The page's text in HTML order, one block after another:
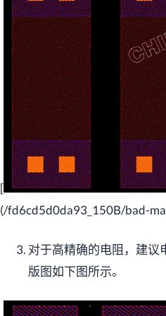
[
(/fd6cd5d0da93_150B/bad-
对于高精确的电阻，建议
版图如下图所示。